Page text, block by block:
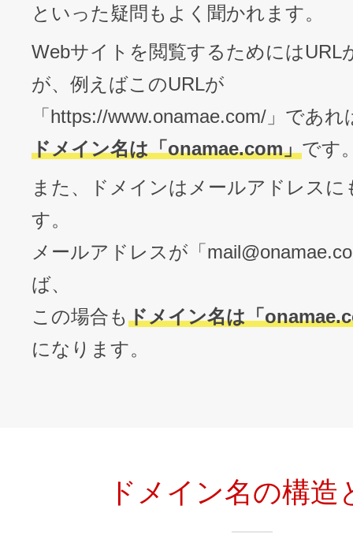
といった疑問もよく聞かれます。
Webサイトを閲覧するためにはURL
が、例えばこのURLが
「https://www.onamae.com/」であれ
ドメイン名は「onamae.com」です
また、ドメインはメールアドレスに
す。
メールアドレスが「
ば、
この場合もドメイン名は「
になります。
ドメイン名の構造